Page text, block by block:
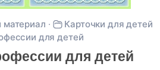
·
Карточки для детей
для детей
для детей